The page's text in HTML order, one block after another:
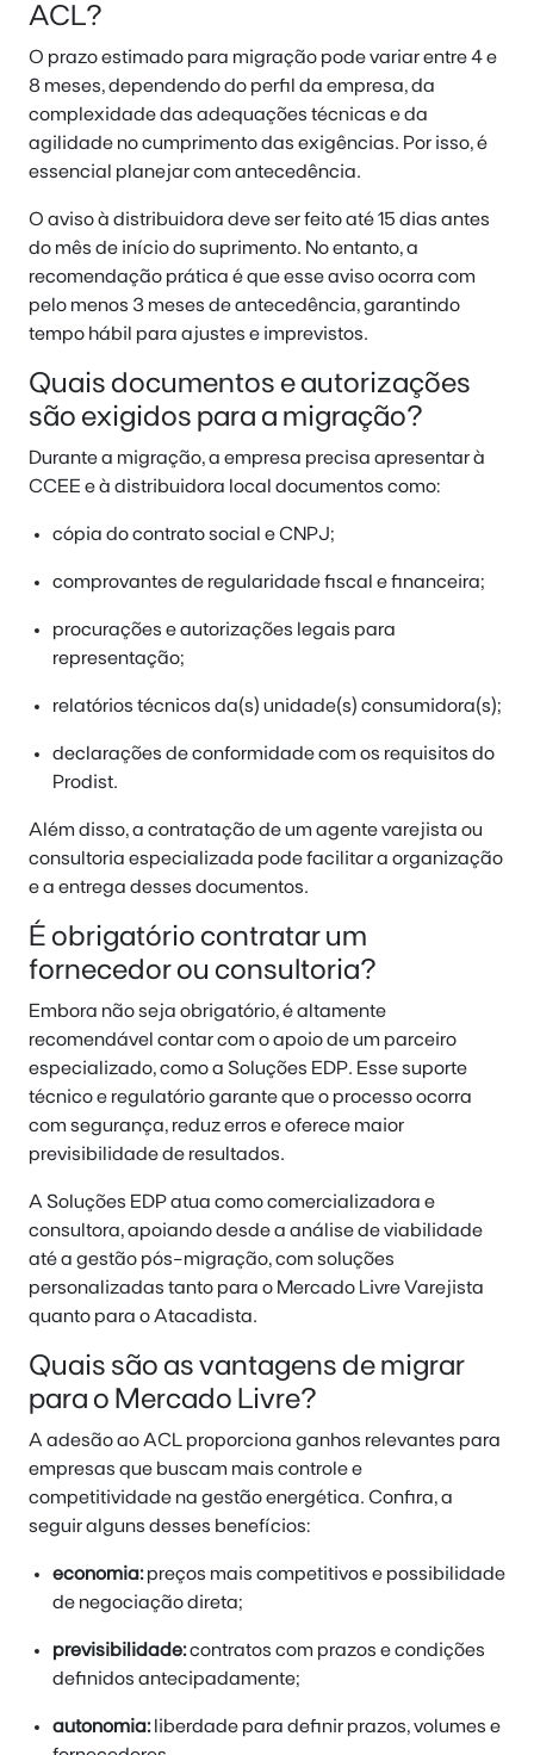
ACL?
O prazo estimado para migração pode variar entre 4 e
8 meses, dependendo do perfil da empresa, da
complexidade das adequações técnicas e da
agilidade no cumprimento das exigências. Por isso, é
essencial planejar com antecedência.
O aviso à distribuidora deve ser feito até 15 dias antes
do mês de início do suprimento. No entanto, a
recomendação prática é que esse aviso ocorra com
pelo menos 3 meses de antecedência, garantindo
tempo hábil para ajustes e imprevistos.
Quais documentos e autorizações
são exigidos para a migração?
Durante a migração, a empresa precisa apresentar à
CCEE e à distribuidora local documentos como:
cópia do contrato social e CNPJ;
comprovantes de regularidade fiscal e financeira;
procurações e autorizações legais para
representação;
relatórios técnicos da(s) unidade(s) consumidora(s);
declarações de conformidade com os requisitos do
Prodist.
Além disso, a contratação de um agente varejista ou
consultoria especializada pode facilitar a organização
e a entrega desses documentos.
É obrigatório contratar um
fornecedor ou consultoria?
Embora não seja obrigatório, é altamente
recomendável contar com o apoio de um parceiro
especializado, como a Soluções EDP. Esse suporte
técnico e regulatório garante que o processo ocorra
com segurança, reduz erros e oferece maior
previsibilidade de resultados.
A Soluções EDP atua como comercializadora e
consultora, apoiando desde a análise de viabilidade
até a gestão pós-migração, com soluções
personalizadas tanto para o Mercado Livre Varejista
quanto para o Atacadista.
Quais são as vantagens de migrar
para o Mercado Livre?
A adesão ao ACL proporciona ganhos relevantes para
empresas que buscam mais controle e
competitividade na gestão energética. Confira, a
seguir alguns desses benefícios:
economia:preços mais competitivos e possibilidade
de negociação direta;
previsibilidade:contratos com prazos e condições
definidos antecipadamente;
autonomia: liberdade para definir prazos, volumes e